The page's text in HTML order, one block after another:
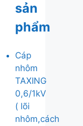
sản
phẩm
Cáp
nhôm
TAXING
0,6/1kV
( lõi
nhôm,cách